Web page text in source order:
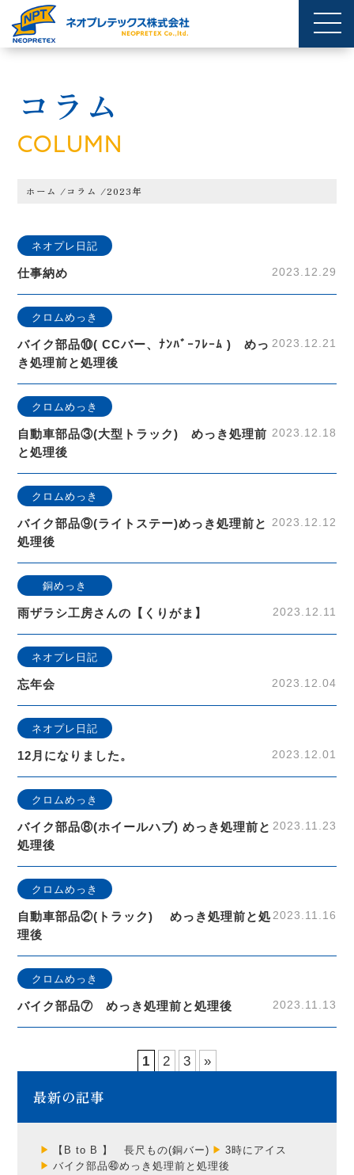
コラム
COLUMN
ホーム /コラム /2023年
ネオプレ日記
仕事納め 2023.12.29
クロムめっき
バイク部品⑩( CCバー、ﾅﾝﾊﾞｰﾌﾚｰﾑ ) めっ
き処理前と処理後
2023.12.21
クロムめっき
自動車部品③(大型トラック) めっき処理前
と処理後
2023.12.18
クロムめっき
バイク部品⑨(ライトステー)めっき処理前と
処理後
2023.12.12
銅めっき
雨ザラシ工房さんの【くりがま】 2023.12.11
ネオプレ日記
忘年会 2023.12.04
ネオプレ日記
12月になりました。 2023.12.01
クロムめっき
バイク部品⑧(ホイールハブ) めっき処理前と
処理後
2023.11.23
クロムめっき
自動車部品②(トラック) めっき処理前と処
理後
2023.11.16
クロムめっき
バイク部品⑦ めっき処理前と処理後 2023.11.13
1 2 3 »
最新の記事
【B to B 】 長尺もの(銅バー)
3時にアイス
バイク部品㊵めっき処理前と処理後